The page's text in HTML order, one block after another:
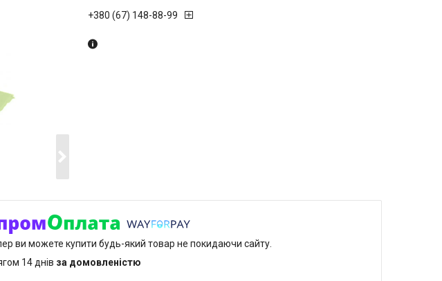
+380 (67) 148-88-99
ви можете купити будь-який товар не покидаючи сайту.
14 днів за домовленістю